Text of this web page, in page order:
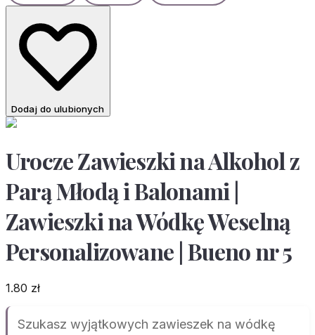
Dodaj do ulubionych
Urocze Zawieszki na Alkohol z
Parą Młodą i Balonami |
Zawieszki na Wódkę Weselną
Personalizowane | Bueno nr 5
1.80 zł
Szukasz wyjątkowych zawieszek na wódkę